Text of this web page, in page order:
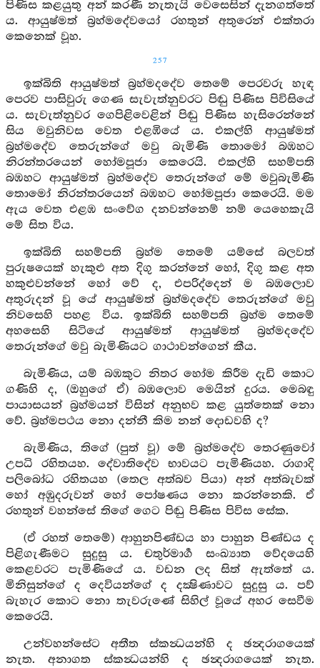
පිණිස කළයුතු අන් කරණී නැතැයි වෙසෙසින් දැනගත්තේ
ය. ආයුෂ්මත් බ්‍රහ්මදේවයෝ රහතුන් අතුරෙන් එක්තරා
කෙනෙක් වූහ.
257
ඉක්බිති ආයුෂ්මත් බ්‍රහ්මදදේව තෙමේ පෙරවරු හැඳ
පෙරව පාසිවුරු ගෙණ සැවැත්නුවරට පිඬු පිණිස පිවිසියේ
ය. සැවැත්නුවර ගෙපිළිවෙළින් පිඬු පිණිස හැසිරෙන්නේ
සිය මවුනිවස වෙත එළඹියේ ය. එකල්හි ආයුෂ්මත්
බ්‍රහ්මදේව තෙරුන්ගේ මවු බැමිණි තොමෝ බඹහට
නිරන්තරයෙන් හෝමපූජා කෙරෙයි. එකල්හි සහම්පති
බඹහට ආයුෂ්මත් බ්‍රහ්මදේව තෙරුන්ගේ මේ මවුබැමිණි
තොමෝ නිරන්තරයෙන් බඹහට හෝමපූජා කෙරෙයි. මම
ඇය වෙත එළඹ සංවේග දනවන්නෙම් නම් යෙහෙකැයි
මේ සිත විය.
ඉක්බිති සහම්පති බ්‍රහ්ම තෙමේ යම්සේ බලවත්
පුරුෂයෙක් හැකුළු අත දිගු කරන්නේ හෝ, දිගු කළ අත
හකුළුවන්නේ හෝ වේ ද, එපරිද්දෙන් ම බඹලොව
අතුරුදන් වූ යේ ආයුෂ්මත් බ්‍රහ්මදදේව තෙරුන්ගේ මවු
නිවසෙහි පහළ විය. ඉක්බිති සහම්පති බ්‍රහ්ම තෙමේ
අහසෙහි සිටියේ ආයුෂ්මත් ආයුෂ්මත් බ්‍රහ්මදදේව
තෙරුන්ගේ මවු බැමිණියට ගාථාවන්ගෙන් කීය.
බැමිණිය, යම් බඹකුට නිතර හෝම කිරීම දැඩි කොට
ගණිහි ද, (ඔහුගේ ඒ) බඹලොව මෙයින් දුරය. මෙබඳු
පායාසයන් බ්‍රහ්මයන් විසින් අනුභව කළ යුත්තෙක් නො
වේ. බ්‍රහ්මපථය නො දන්නී කිම නන් දොඩවහි ද?
බැමිණිය, තිගේ (පුත් වූ) මේ බ්‍රහ්මදේව තෙරණුවෝ
උපධි රහිතයහ. දේවාතිදේව භාවයට පැමිණියහ. රාගාදි
පලිබෝධ රහිතයහ (තෙල අත්බව පියා) අන් අත්බැවක්
හෝ අඹුදරුවන් හෝ පෝෂණය නො කරන්නෙකි. ඒ
රහතුන් වහන්සේ තිගේ ගෙට පිඬු පිණිස පිවිස සේක.
(ඒ රහත් තෙමේ) ආහුනපිණ්ඩය හා පාහුන පිණ්ඩය ද
පිළිගැණීමට සුදුසු ය. චතුර්මාර්‍ග සංඛ්‍යාත වේදයෙහි
කෙළවරට පැමිණියේ ය. වඩන ලද සිත් ඇත්තේ ය.
මිනිසුන්ගේ ද දෙවියන්ගේ ද දක්‍ෂිණාවට සුදුසු ය. පව්
බැහැර කොට නො තැවරුණේ සිහිල් වූයේ අහර සෙවීම
කෙරෙයි.
උන්වහන්සේට අතීත ස්කන්‍ධයන්හි ද ඡන්‍දරාගයෙක්
නැත. අනාගත ස්කන්‍ධයන්හි ද ඡන්‍දරාගයෙක් නැත.